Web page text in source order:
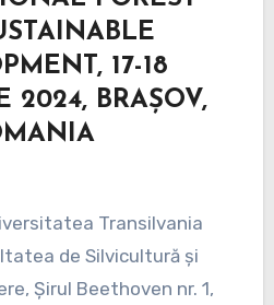
17-18
2024, BRAȘOV,
de Silvicultură și
Șirul Beethoven nr. 1,